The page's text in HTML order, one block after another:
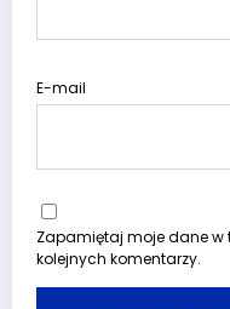
E-mail
Zapamiętaj moje dane
kolejnych komentarzy.